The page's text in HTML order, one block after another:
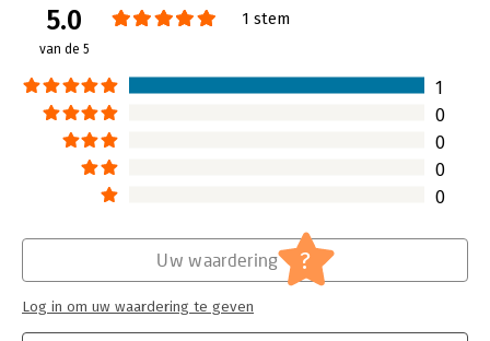
5.0
van de 5
1 stem
1
0
0
0
0
Uw waardering ?
Log in om uw waardering te geven